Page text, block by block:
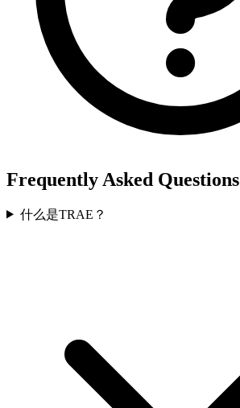
Frequently Asked Questions
什么是TRAE？